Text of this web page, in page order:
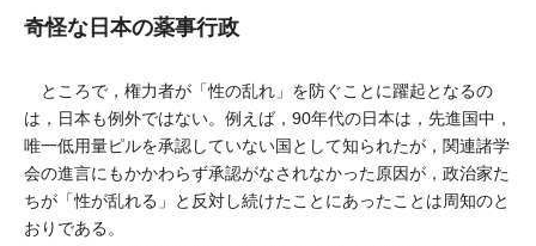
奇怪な日本の薬事行政
ところで，権力者が「性の乱れ」を防ぐことに躍起となるの
は，日本も例外ではない。例えば，90年代の日本は，先進国中，
唯一低用量ピルを承認していない国として知られたが，関連諸学
会の進言にもかかわらず承認がなされなかった原因が，政治家た
ちが「性が乱れる」と反対し続けたことにあったことは周知のと
おりである。